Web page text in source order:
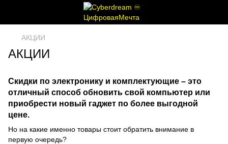
АКЦИИ
АКЦИИ
Скидки по электронику и комплектующие – это
отличный способ обновить свой компьютер или
приобрести новый гаджет по более выгодной
цене.
Но на какие именно товары стоит обратить внимание в
первую очередь?